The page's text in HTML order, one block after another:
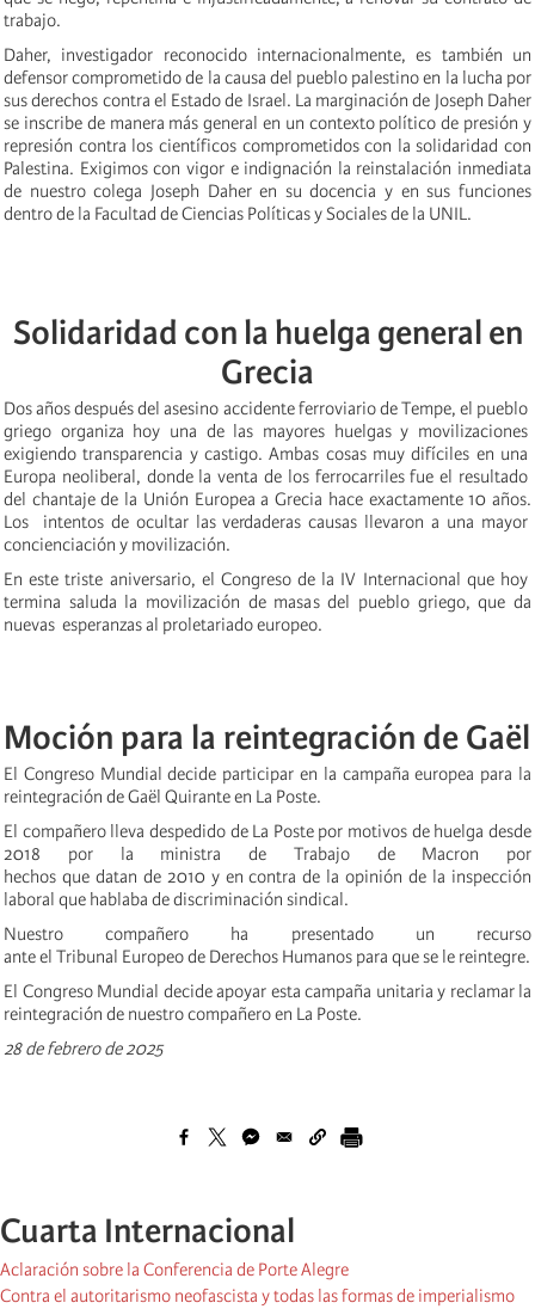
trabajo.
Daher, investigador reconocido internacionalmente, es también un
defensor comprometido de la causa del pueblo palestino en la lucha por
sus derechos contra el Estado de Israel. La marginación de Joseph Daher
se inscribe de manera más general en un contexto político de presión y
represión contra los científicos comprometidos con la solidaridad con
Palestina. Exigimos con vigor e indignación la reinstalación inmediata
de nuestro colega Joseph Daher en su docencia y en sus funciones
dentro de la Facultad de Ciencias Políticas y Sociales de la UNIL.
Solidaridad con la huelga general en
Grecia
Dos años después del asesino accidente ferroviario de Tempe, el pueblo
griego organiza hoy una de las mayores huelgas y movilizaciones
exigiendo transparencia y castigo. Ambas cosas muy difíciles en una
Europa neoliberal, donde la venta de los ferrocarriles fue el resultado
del chantaje de la Unión Europea a Grecia hace exactamente 10 años.
Los intentos de ocultar las verdaderas causas llevaron a una mayor
concienciación y movilización.
En este triste aniversario, el Congreso de la IV Internacional que hoy
termina saluda la movilización de masas del pueblo griego, que da
nuevas esperanzas al proletariado europeo.
Moción para la reintegración de
El Congreso Mundial decide participar en la campaña europea para la
reintegración de Gaël Quirante en La Poste.
El compañero lleva despedido de La Poste por motivos de huelga desde
2018 por la ministra de Trabajo de Macron por
hechos que datan de 2010 y en contra de la opinión de la inspección
laboral que hablaba de discriminación sindical.
Nuestro compañero ha presentado un recurso
ante el Tribunal Europeo de Derechos Humanos para que se le reintegre.
El Congreso Mundial decide apoyar esta campaña unitaria y reclamar la
reintegración de nuestro compañero en La Poste.
28 de febrero de 2025
Cuarta Internacional
Aclaración sobre la Conferencia de Porte Alegre
Contra el autoritarismo neofascista y todas las formas de imperialismo